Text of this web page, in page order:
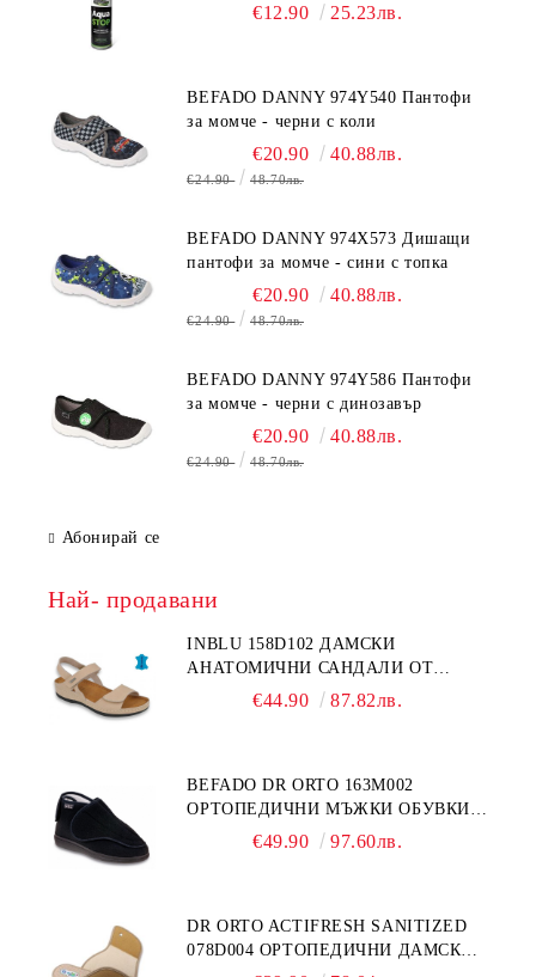
€12.90 25.23лв.
BEFADO DANNY 974Y540 Пантофи
за момче - черни с коли
€20.90 40.88лв.
€24.90 48.70лв.
BEFADO DANNY 974X573 Дишащи
пантофи за момче - сини с топка
€20.90 40.88лв.
€24.90 48.70лв.
BEFADO DANNY 974Y586 Пантофи
за момче - черни с динозавър
€20.90 40.88лв.
€24.90 48.70лв.
Абонирай се
Най- продавани
INBLU 158D102 ДАМСКИ
АНАТОМИЧНИ САНДАЛИ ОТ
ЕСТЕСТВЕНА КОЖА, БЕЖОВИ
€44.90 87.82лв.
BEFADO DR ORTO 163M002
ОРТОПЕДИЧНИ МЪЖКИ ОБУВКИ
ЗА ГИПСИРАН ИЛИ СВРЪХ
€49.90 97.60лв.
DR ORTO ACTIFRESH SANITIZED
078D004 ОРТОПЕДИЧНИ ДАМСКИ